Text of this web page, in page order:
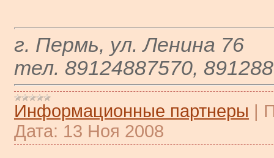
г. Пермь, ул. Ленина 76
тел. 89124887570,
Информационные партнеры |
Дата: 13 Ноя 2008